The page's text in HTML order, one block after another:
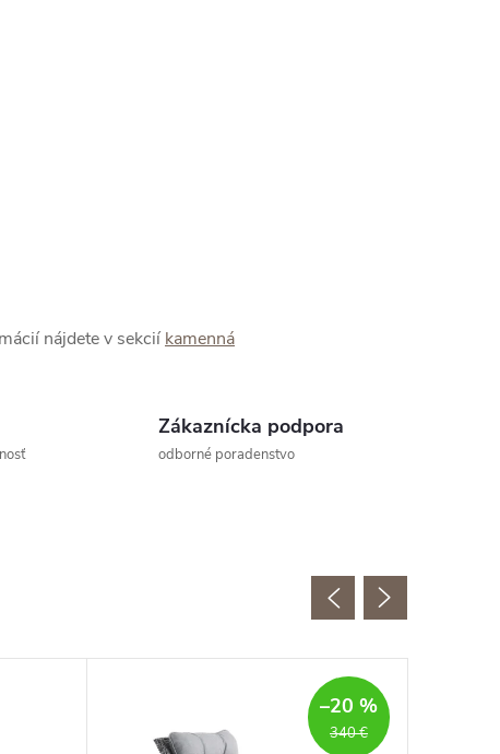
nájdete v sekcií kamenná
Zákaznícka podpora
odborné poradenstvo
340 €
–20 %